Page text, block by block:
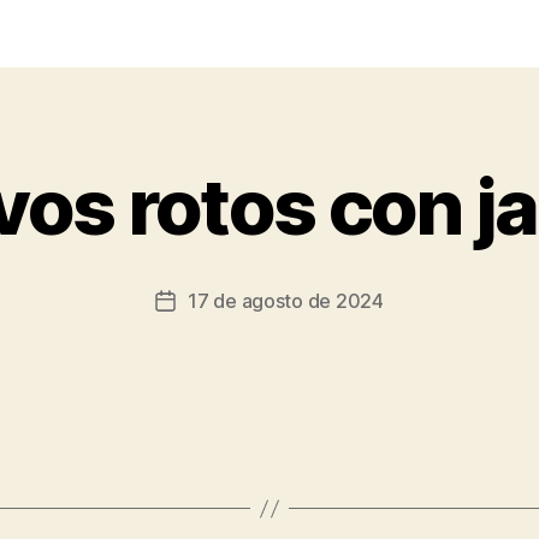
rotos con
17 de agosto de 2024